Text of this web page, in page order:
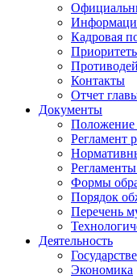
Кадровая
Контакты
Отчет
Документы
Положение
Регламент
Формы
Порядок
Перечень
Деятельность
Экономика